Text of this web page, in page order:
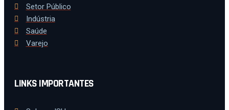
Setor Público
Indústria
Saúde
Varejo
LINKS IMPORTANTES